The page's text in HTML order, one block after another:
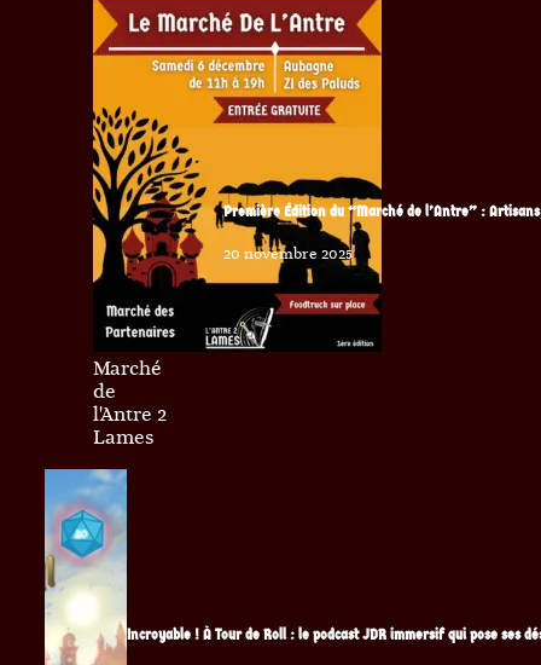
Première Édition du “Marché de l’Antre” :
20 novembre 2025
Marché
de
l'Antre 2
Lames
Incroyable ! À Tour de Roll : le podcast JDR immersif qui pose ses